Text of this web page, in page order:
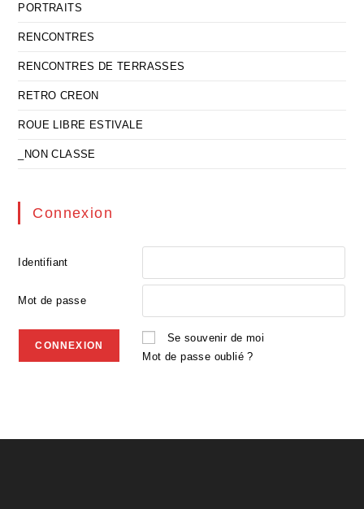
PORTRAITS
RENCONTRES
RENCONTRES DE TERRASSES
RETRO CREON
ROUE LIBRE ESTIVALE
_NON CLASSE
Connexion
Identifiant
Mot de passe
Se souvenir de moi
Mot de passe oublié ?